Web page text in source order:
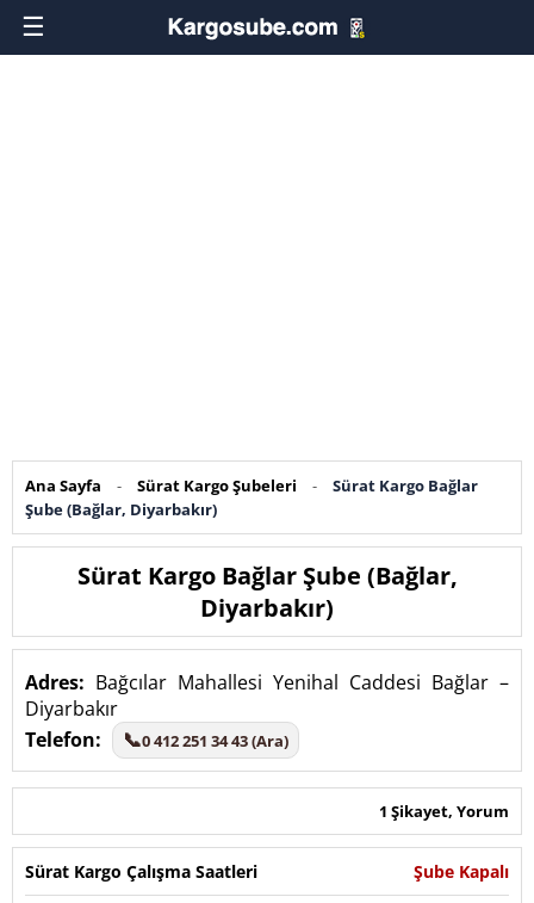
☰
Ana Sayfa - Sürat Kargo Şubeleri -
Sürat Kargo Bağlar
Şube (Bağlar, Diyarbakır)
Sürat Kargo Bağlar Şube (Bağlar,
Diyarbakır)
Adres: Bağcılar Mahallesi Yenihal Caddesi Bağlar –
Diyarbakır
Telefon:
📞0 412 251 34 43 (Ara)
1 Şikayet, Yorum
Sürat Kargo Çalışma Saatleri Şube Kapalı